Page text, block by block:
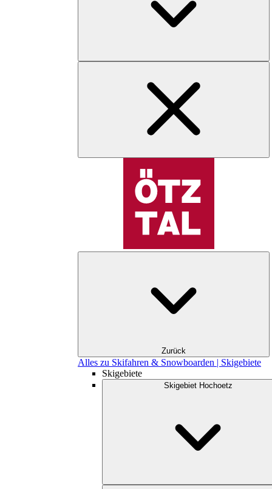
Zurück
Alles zu Skifahren & Snowboarden | Skigebiete
Skigebiete
Skigebiet Hochoetz